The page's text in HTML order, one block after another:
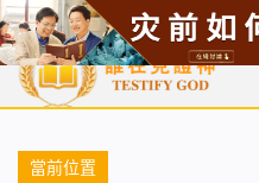
首頁 每日靈糧 天國福音
當前位置